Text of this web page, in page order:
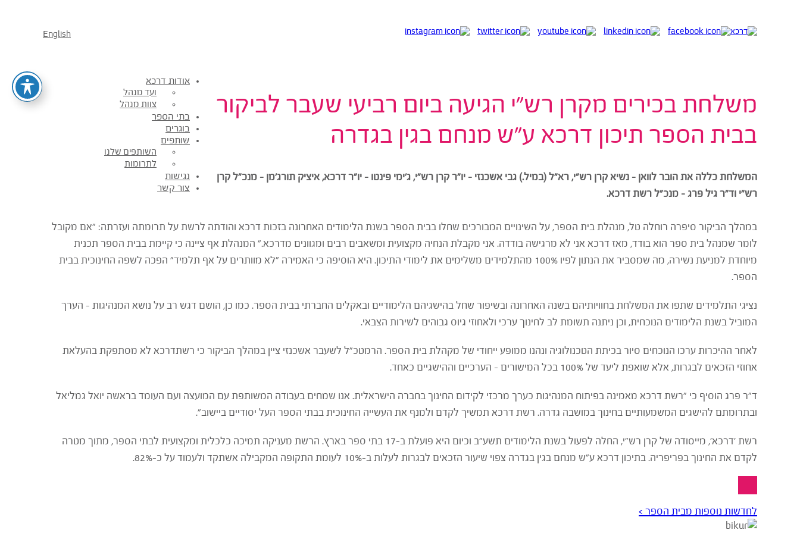
English
אודות דרכא
ועד מנהל
צוות מנהל
בתי הספר
בוגרים
שותפים
השותפים שלנו
לתרומות
נגישות
צור קשר
משלחת בכירים מקרן רש"י הגיעה ביום רביעי שעבר לביקור
בבית הספר תיכון דרכא ע"ש מנחם בגין בגדרה
המשלחת כללה את הובר לוואן – נשיא קרן רש"י, רא"ל (במיל.) גבי אשכנזי – יו"ר קרן רש"י, ג'ימי פינטו – יו"ר דרכא, איציק תורג'מן – מנכ"ל קרן
רש"י וד"ר גיל פרג – מנכ"ל רשת דרכא.
במהלך הביקור סיפרה רוחלה טל, מנהלת בית הספר, על השינויים המבורכים שחלו בבית הספר בשנת הלימודים האחרונה בזכות דרכא והודתה לרשת על תרומתה ועזרתה: "אם מקובל
לומר שמנהל בית ספר הוא בודד, מאז דרכא אני לא מרגישה בודדה. אני מקבלת הנחיה מקצועית ומשאבים רבים ומגוונים מדרכא." המנהלת אף ציינה כי קיימת בבית הספר תכנית
מיוחדת למניעת נשירה, מה שמסביר את הנתון לפיו 100% מהתלמידים משלימים את לימודי התיכון. היא הוסיפה כי האמירה "לא מוותרים על אף תלמיד" הפכה לשפה החינוכית בבית
הספר.
נציגי התלמידים שתפו את המשלחת בחוויותיהם בשנה האחרונה ובשיפור שחל בהישגיהם הלימודיים ובאקלים החברתי בבית הספר. כמו כן, הושם דגש רב על נושא המנהיגות – הערך
המוביל בשנת הלימודים הנוכחית, וכן ניתנה תשומת לב לחינוך ערכי ולאחוזי גיוס גבוהים לשירות הצבאי.
לאחר ההיכרות ערכו הנוכחים סיור בכיתת הטכנולוגיה ונהנו ממופע ייחודי של מקהלת בית הספר. הרמטכ"ל לשעבר אשכנזי ציין במהלך הביקור כי רשתדרכא לא מסתפקת בהעלאת
אחוזי הזכאים לבגרות, אלא שואפת ליעד של 100% בכל המישורים – הערכיים וההישגיים כאחד.
ד"ר פרג הוסיף כי "רשת דרכא מאמינה בפיתוח המנהיגות כערך מרכזי לקידום החינוך בחברה הישראלית. אנו שמחים בעבודה המשותפת עם המועצה ועם העומד בראשה יואל גמליאל
ובתרומתם להישגים המשמעותיים בחינוך במושבה גדרה. רשת דרכא תמשיך לקדם ולמנף את העשייה החינוכית בבתי הספר העל יסודיים ביישוב".
רשת 'דרכא', מייסודה של קרן רש"י, החלה לפעול בשנת הלימודים תשע"ב וכיום היא פועלת ב-17 בתי ספר בארץ. הרשת מעניקה תמיכה כלכלית ומקצועית לבתי הספר, מתוך מטרה
לקדם את החינוך בפריפריה. בתיכון דרכא ע"ש מנחם בגין בגדרה צפוי שיעור הזכאים לבגרות לעלות ב-10% לעומת התקופה המקבילה אשתקד ולעמוד על כ-82%.
לחדשות נוספות מבית הספר >